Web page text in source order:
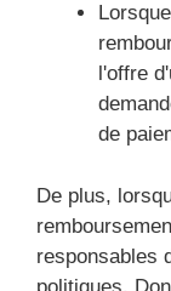
l'offre
de
De plus,
responsables
politiques.